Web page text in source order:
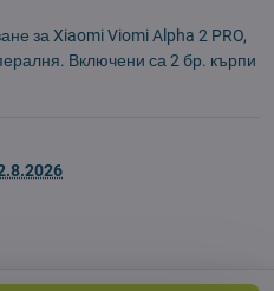
за Xiaomi Viomi Alpha 2 PRO,
Включени са 2 бр. кърпи